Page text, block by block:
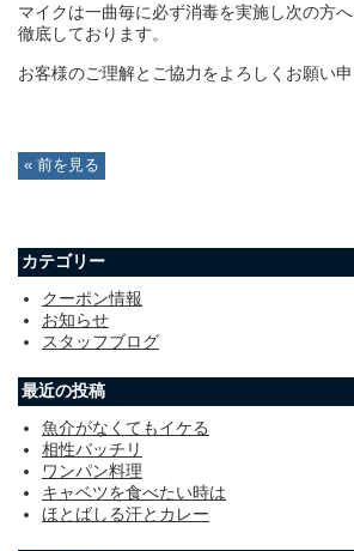
マイクは一曲毎に必ず消毒を実施し次の方
徹底しております。
お客様のご理解とご協力をよろしくお願い
« 前を見る
カテゴリー
クーポン情報
お知らせ
スタッフブログ
最近の投稿
魚介がなくてもイケる
相性バッチリ
ワンパン料理
キャベツを食べたい時は
ほとばしる汗とカレー